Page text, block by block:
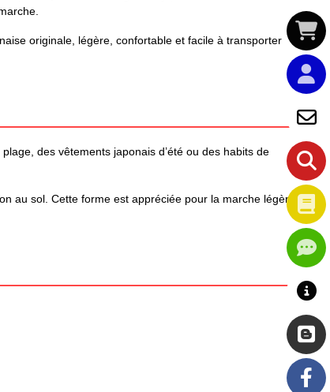
originale, légère, confortable et facile à transporter
des vêtements japonais d’été ou des habits de
au sol. Cette forme est appréciée pour la marche légère,